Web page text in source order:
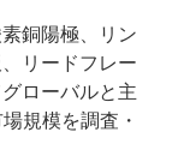
銅陽極、リン
リードフレー
ローバルと主
規模を調査・